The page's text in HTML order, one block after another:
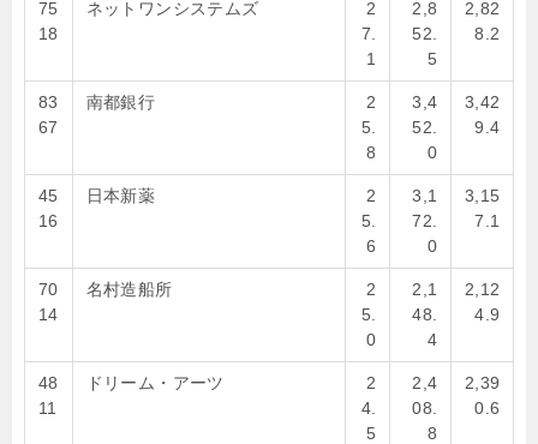
75
18
ネットワンシステムズ
2
7.
1
2,8
52.
5
2,82
8.2
83
67
南都銀行
2
5.
8
3,4
52.
0
3,42
9.4
45
16
日本新薬
2
5.
6
3,1
72.
0
3,15
7.1
70
14
名村造船所
2
5.
0
2,1
48.
4
2,12
4.9
48
11
ドリーム・アーツ
2
4.
5
2,4
08.
8
2,39
0.6